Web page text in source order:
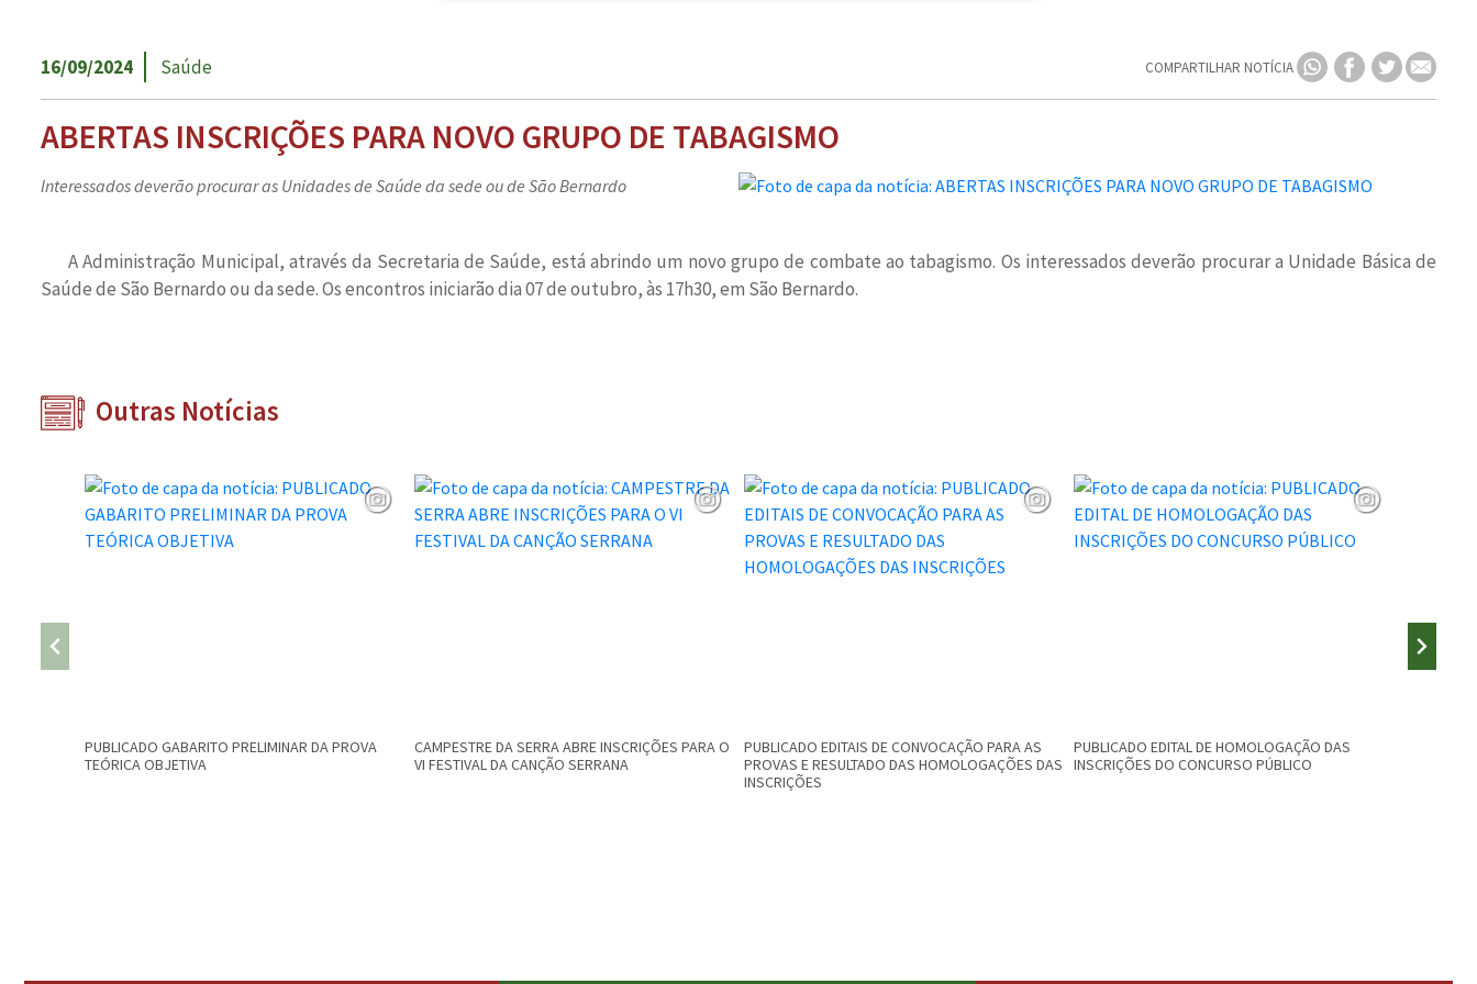
16/09/2024 Saúde COMPARTILHAR NOTÍCIA
ABERTAS INSCRIÇÕES PARA NOVO GRUPO DE TABAGISMO
Interessados deverão procurar as Unidades de Saúde da sede ou de São Bernardo
A Administração Municipal, através da Secretaria de Saúde, está abrindo um novo grupo de combate ao tabagismo. Os interessados deverão procurar a Unidade Básica de
Saúde de São Bernardo ou da sede. Os encontros iniciarão dia 07 de outubro, às 17h30, em São Bernardo.
Outras Notícias
PUBLICADO GABARITO PRELIMINAR DA PROVA
TEÓRICA OBJETIVA
CAMPESTRE DA SERRA ABRE INSCRIÇÕES PARA O
VI FESTIVAL DA CANÇÃO SERRANA
PUBLICADO EDITAIS DE CONVOCAÇÃO PARA AS
PROVAS E RESULTADO DAS HOMOLOGAÇÕES DAS
INSCRIÇÕES
PUBLICADO EDITAL DE HOMOLOGAÇÃO DAS
INSCRIÇÕES DO CONCURSO PÚBLICO